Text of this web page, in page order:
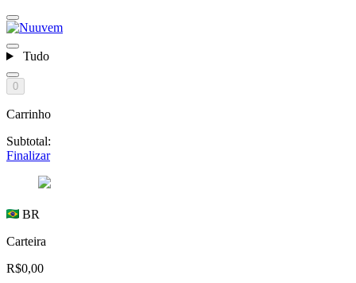
Tudo
0
Carrinho
Subtotal:
Finalizar
BR
Carteira
R$0,00